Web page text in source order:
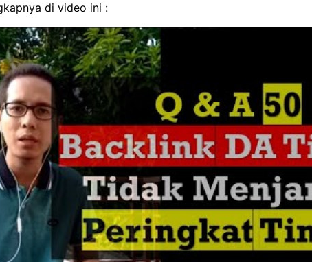
di video ini :